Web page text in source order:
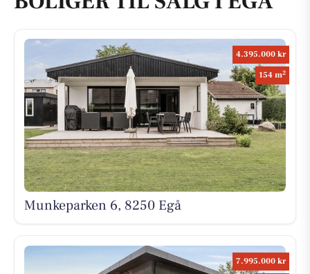
4.395.000 kr
154 m2
Munkeparken 6, 8250 Egå
7.995.000 kr